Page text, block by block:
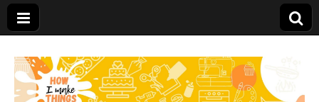
Carolina Stefano